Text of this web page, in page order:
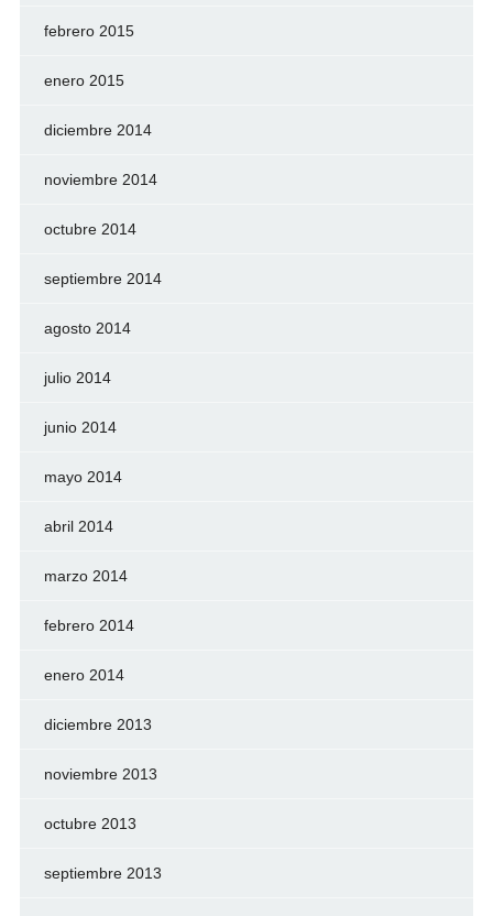
febrero 2015
enero 2015
diciembre 2014
noviembre 2014
octubre 2014
septiembre 2014
agosto 2014
julio 2014
junio 2014
mayo 2014
abril 2014
marzo 2014
febrero 2014
enero 2014
diciembre 2013
noviembre 2013
octubre 2013
septiembre 2013